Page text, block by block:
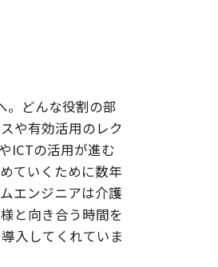
どんな役割の部
や有効活用のレク
ICTの活用が進む
ていくために数年
エンジニアは介護
と向き合う時間を
入してくれていま